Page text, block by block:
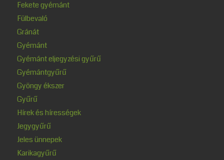
Fekete gyémánt
Fülbevaló
Gránát
Gyémánt
Gyémánt eljegyzési gyűrű
Gyémántgyűrű
Gyöngy ékszer
Gyűrű
Hírek és hírességek
Jegygyűrű
Jeles ünnepek
Karikagyűrű